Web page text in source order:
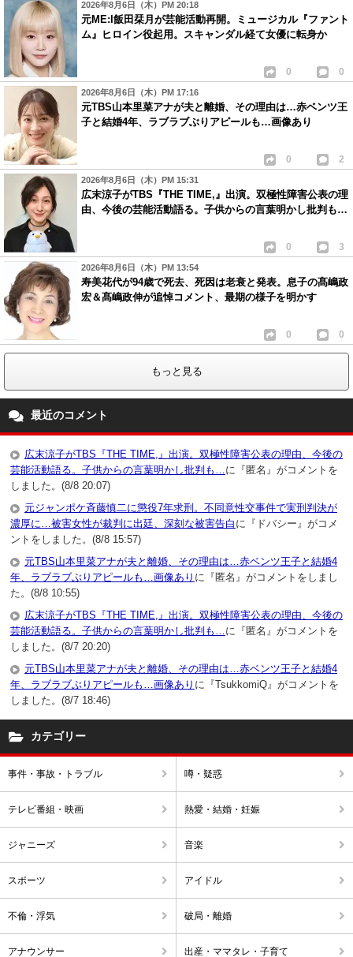
2026年8月6日（木）PM 20:18
元ME:I飯田栞月が芸能活動再開。ミュージカル『ファント
ム』ヒロイン役起用。スキャンダル経て女優に転身か
0 0
2026年8月6日（木）PM 17:16
元TBS山本里菜アナが夫と離婚、その理由は…赤ベンツ王
子と結婚4年、ラブラブぶりアピールも…画像あり
0 2
2026年8月6日（木）PM 15:31
広末涼子がTBS『THE TIME,』出演。双極性障害公表の理
由、今後の芸能活動語る。子供からの言葉明かし批判も…
0 3
2026年8月6日（木）PM 13:54
寿美花代が94歳で死去、死因は老衰と発表。息子の髙嶋政
宏＆髙嶋政伸が追悼コメント、最期の様子を明かす
0 0
もっと見る
最近のコメント
広末涼子がTBS『THE TIME,』出演。双極性障害公表の理由、今後の
芸能活動語る。子供からの言葉明かし批判も…に『匿名』がコメントを
しました。(8/8 20:07)
元ジャンポケ斉藤慎二に懲役7年求刑。不同意性交事件で実刑判決が
濃厚に…被害女性が裁判に出廷、深刻な被害告白 に『ドバシー』がコメ
ントをしました。(8/8 15:57)
元TBS山本里菜アナが夫と離婚、その理由は…赤ベンツ王子と結婚4
年、ラブラブぶりアピールも…画像あり に『匿名』がコメントをしまし
た。(8/8 10:55)
広末涼子がTBS『THE TIME,』出演。双極性障害公表の理由、今後の
芸能活動語る。子供からの言葉明かし批判も…に『匿名』がコメントを
しました。(8/7 20:20)
元TBS山本里菜アナが夫と離婚、その理由は…赤ベンツ王子と結婚4
年、ラブラブぶりアピールも…画像あり に『TsukkomiQ』がコメントを
しました。(8/7 18:46)
カテゴリー
事件・事故・トラブル 噂・疑惑
テレビ番組・映画 熱愛・結婚・妊娠
ジャニーズ 音楽
スポーツ アイドル
不倫・浮気 破局・離婚
アナウンサー 出産・ママタレ・子育て